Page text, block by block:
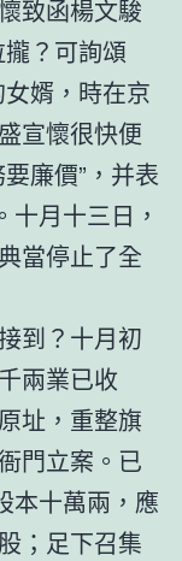
致函楊文駿
？可詢頌
婿，時在京
宣懷很快便
廉價”，并表
十月十三日，
當停止了全
到？十月初
兩業已收
址，重整旗
門立案。已
本十萬兩，應
；足下召集